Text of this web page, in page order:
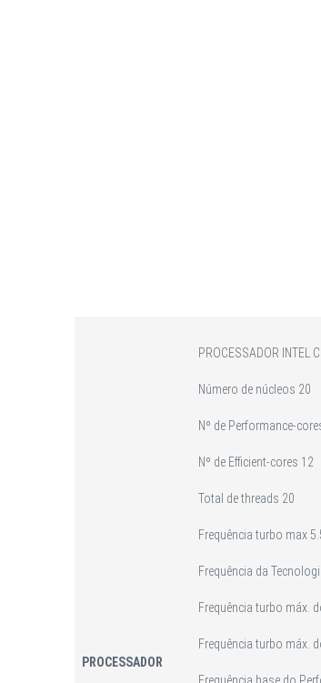
PROCESSADOR
PROCESSADOR INTEL
Número de núcleos 20
Nº de Performance-
Nº de Efficient-cores 12
Total de threads 20
Frequência turbo max
Frequência da
Frequência turbo máx.
Frequência turbo máx.